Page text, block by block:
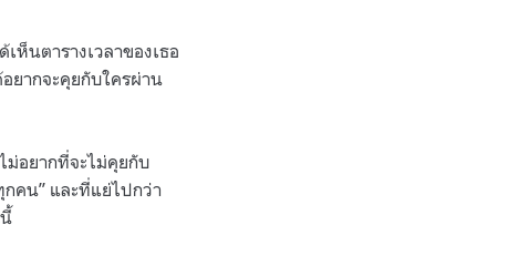
ห็นตารางเวลาของเธอ
ยากจะคุยกับใครผ่าน
ม่อยากที่จะไม่คุยกับ
คน” และที่แย่ไปกว่า